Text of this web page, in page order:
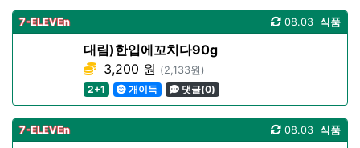
7-ELEVEn 식품
08.03
대림)한입에꼬치다90g
3,200 원 (2,133원)
2+1
개이득 댓글(0)
7-ELEVEn 식품
08.03